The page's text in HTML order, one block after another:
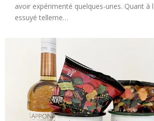
avoir expérimenté quelques-unes. Quant à
essuyé telleme…